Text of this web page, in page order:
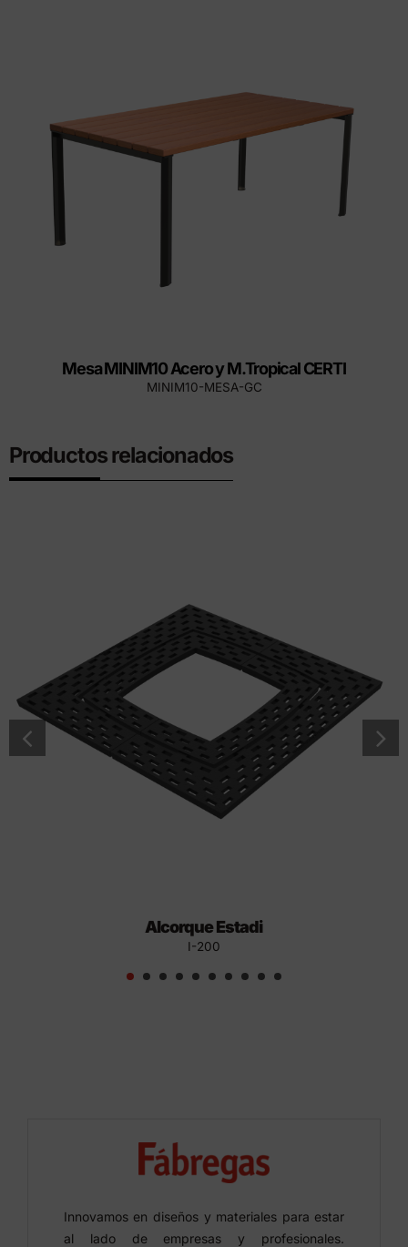
Mesa MINIM10 Acero y M.Tropical CERTI
MINIM10-MESA-GC
Productos relacionados
Alcorque Estadi
I-200
Innovamos en diseños y materiales para estar
al lado de empresas y profesionales.